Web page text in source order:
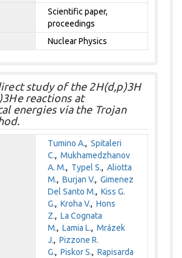
Scientific paper,
proceedings
Nuclear Physics
study of the 2H(d,p)3H
reactions at
energies via the Trojan
Tumino A.,Spitaleri
C.,Mukhamedzhanov
A. M., Typel S.,Aliotta
M.,Burjan V.,Gimenez
Del Santo M.,Kiss G.
G.,Kroha V.,Hons
Z.,La Cognata
M.,Lamia L.,Mrázek
J.,Pizzone R.
G.,Piskor S.,Rapisarda